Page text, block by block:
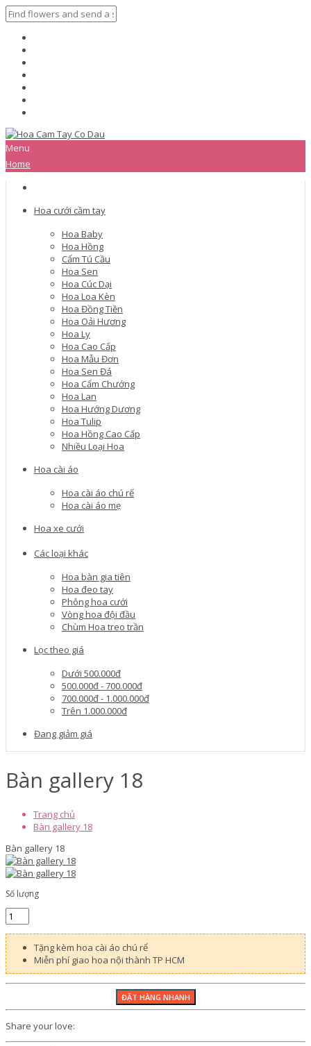
Menu
Home
Hoa cưới cầm tay
Hoa Baby
Hoa Hồng
Cẩm Tú Cầu
Hoa Sen
Hoa Cúc Dại
Hoa Loa Kèn
Hoa Đồng Tiền
Hoa Oải Hương
Hoa Ly
Hoa Cao Cấp
Hoa Mẫu Đơn
Hoa Sen Đá
Hoa Cẩm Chướng
Hoa Lan
Hoa Hướng Dương
Hoa Tulip
Hoa Hồng Cao Cấp
Nhiều Loại Hoa
Hoa cài áo
Hoa cài áo chú rể
Hoa cài áo mẹ
Hoa xe cưới
Các loại khác
Hoa bàn gia tiên
Hoa đeo tay
Phông hoa cưới
Vòng hoa đội đầu
Chùm Hoa treo trần
Lọc theo giá
Dưới 500.000đ
500.000đ - 700.000đ
700.000đ - 1.000.000đ
Trên 1.000.000đ
Đang giảm giá
Bàn gallery 18
Trang chủ
Bàn gallery 18
Bàn gallery 18
Số lượng
Tặng kèm hoa cài áo chú rể
Miễn phí giao hoa nội thành TP HCM
Share your love: